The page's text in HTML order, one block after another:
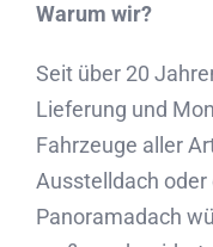
Warum wir?
Seit über 20
Lieferung und
Fahrzeuge aller
Ausstelldach
Panoramadach